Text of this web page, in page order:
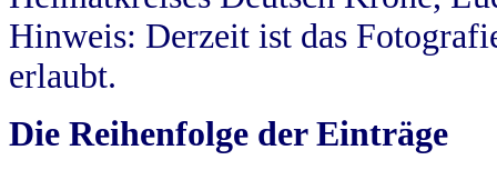
Hinweis: Derzeit ist das
erlaubt.
Die Reihenfolge der Einträge